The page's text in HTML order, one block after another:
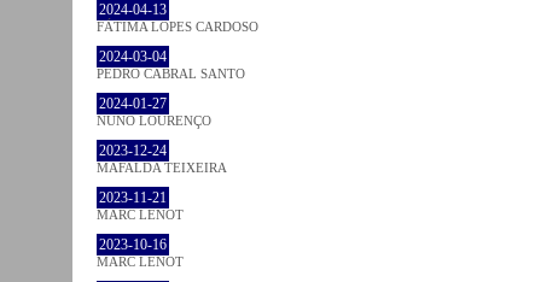
2024-04-13
FÁTIMA LOPES CARDOSO
2024-03-04
PEDRO CABRAL SANTO
2024-01-27
NUNO LOURENÇO
2023-12-24
MAFALDA TEIXEIRA
2023-11-21
MARC LENOT
2023-10-16
MARC LENOT